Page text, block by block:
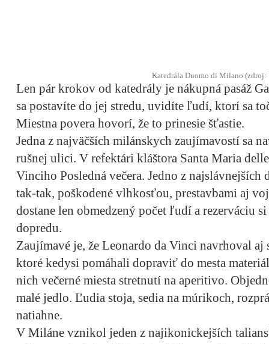
Katedrála Duomo di Milano (zdroj:
Len pár krokov od katedrály je nákupná pasáž
sa postavíte do jej stredu, uvidíte ľudí, ktorí sa
Miestna povera hovorí, že to prinesie šťastie.
Jedna z najväčších milánskych zaujímavostí sa
rušnej ulici. V refektári kláštora Santa Maria
Vinciho Posledná večera. Jedno z najslávnejších
tak-tak, poškodené vlhkosťou, prestavbami aj
dostane len obmedzený počet ľudí a rezerváciu
dopredu.
Zaujímavé je, že Leonardo da Vinci navrhoval
ktoré kedysi pomáhali dopraviť do mesta
nich večerné miesta stretnutí na aperitivo.
malé jedlo. Ľudia stoja, sedia na múrikoch,
natiahne.
V Miláne vznikol jeden z najikonickejších